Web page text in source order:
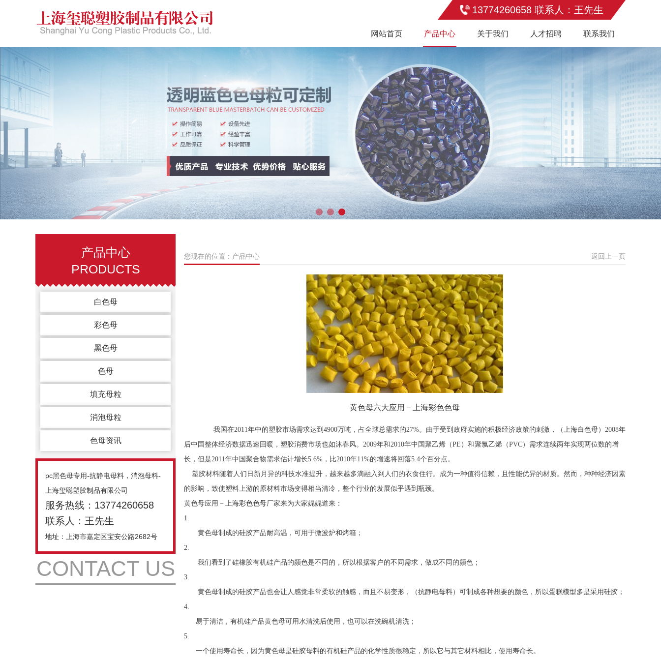
13774260658 联系人：王先生
网站首页 产品中心 关于我们 人才招聘 联系我们
产品中心
PRODUCTS
白色母
彩色母
黑色母
色母
填充母粒
消泡母粒
色母资讯
pc黑色母专用-抗静电母料，消泡母料-
上海玺聪塑胶制品有限公司
服务热线：13774260658
联系人：王先生
地址：上海市嘉定区宝安公路2682号
CONTACT US
您现在的位置：产品中心 返回上一页
黄色母六大应用－上海彩色色母
我国在2011年中的塑胶市场需求达到4900万吨，占全球总需求的27%。由于受到政府实施的积极经济政策的刺激，（上海白色母）2008年
后中国整体经济数据迅速回暖，塑胶消费市场也如沐春风。2009年和2010年中国聚乙烯（PE）和聚氯乙烯（PVC）需求连续两年实现两位数的增
长，但是2011年中国聚合物需求估计增长5.6%，比2010年11%的增速将回落5.4个百分点。
塑胶材料随着人们日新月异的科技水准提升，越来越多滴融入到人们的衣食住行。成为一种值得信赖，且性能优异的材质。然而，种种经济因素
的影响，致使塑料上游的原材料市场变得相当清冷，整个行业的发展似乎遇到瓶颈。
黄色母应用－ 上海彩色色母厂家来为大家娓娓道来：
1.
黄色母制成的硅胶产品耐高温，可用于微波炉和烤箱；
2.
我们看到了硅橡胶有机硅产品的颜色是不同的，所以根据客户的不同需求，做成不同的颜色；
3.
黄色母制成的硅胶产品也会让人感觉非常柔软的触感，而且不易变形，（抗静电母料）可制成各种想要的颜色，所以蛋糕模型多是采用硅胶；
4.
易于清洁，有机硅产品黄色母可用水清洗后使用，也可以在洗碗机清洗；
5.
一个使用寿命长，因为黄色母是硅胶母料的有机硅产品的化学性质很稳定，所以它与其它材料相比，使用寿命长。